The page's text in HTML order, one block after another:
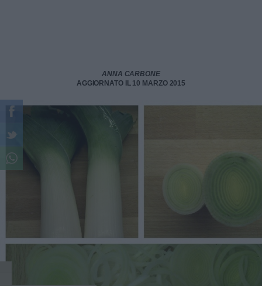
ANNA CARBONE
AGGIORNATO IL 10 MARZO 2015